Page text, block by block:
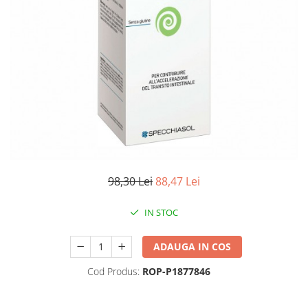
Altele-Suplimente alimentare
98,30 Lei88,47 Lei
IN STOC
ADAUGA IN COS
Cod Produs: ROP-P1877846